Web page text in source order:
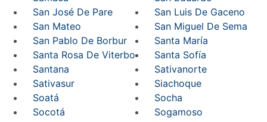
San José De Pare
San Luis De Gaceno
San Mateo
San Miguel De Sema
San Pablo De Borbur
Santa María
Santa Rosa De Viterbo
Santa Sofía
Santana
Sativanorte
Sativasur
Siachoque
Soatá
Socha
Socotá
Sogamoso